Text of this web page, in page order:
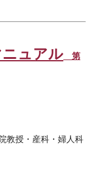
ュアル 第
教授・産科・婦人科